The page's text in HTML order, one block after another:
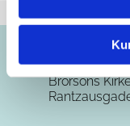
Brorsons